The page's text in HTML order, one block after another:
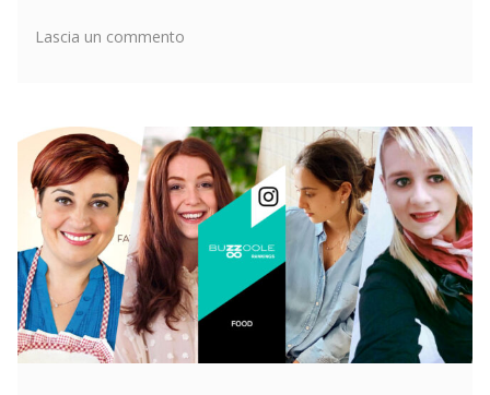
Lascia un commento
e
fitness
influencer
italiani
su
Instagram